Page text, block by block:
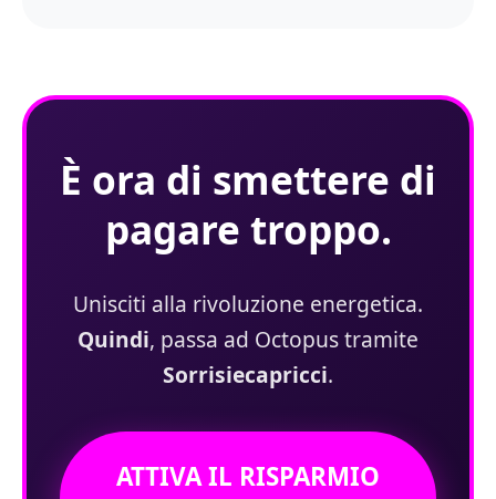
È ora di smettere di
pagare troppo.
Unisciti alla rivoluzione energetica.
Quindi, passa ad Octopus tramite
Sorrisiecapricci.
ATTIVA IL RISPARMIO